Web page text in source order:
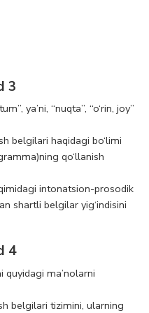
3
ya’ni, “nuqta”, “o‘rin, joy”
belgilari haqidagi bo‘limi
qo‘llanish
intonatsion-prosodik
shartli belgilar yig‘indisini
4
ma’nolarni
belgilari tizimini, ularning